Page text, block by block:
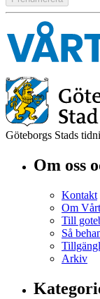
Göteborgs Stads
Om oss
Kontakt
Om
Till
Så
Arkiv